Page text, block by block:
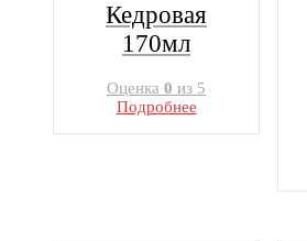
Кедровая
170мл
Оценка0 из 5
Подробнее